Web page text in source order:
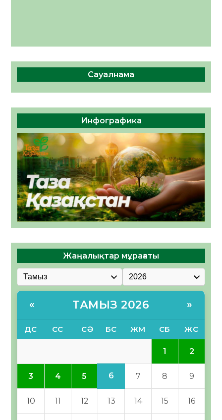
Сауалнама
Инфографика
Жаңалықтар мұрағаты
« ТАМЫЗ 2026 »
ДС СС СӘ БС ЖМ СБ ЖС
1 2
3 4 5 6 7 8 9
10 11 12 13 14 15 16